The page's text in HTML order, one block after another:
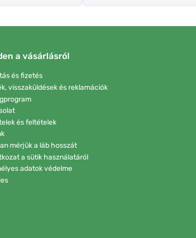
a vásárlásról
és fizetés
visszaküldések és reklamációk
és feltételek
mérjük a láb hosszát
a sütik használatáról
adatok védelme